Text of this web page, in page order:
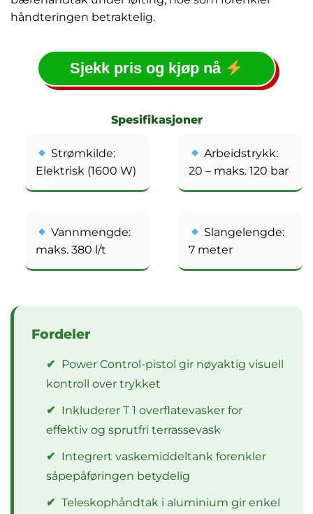
håndteringen betraktelig.
Sjekk pris og kjøp nå
Spesifikasjoner
Strømkilde:
Elektrisk (1600 W)
Arbeidstrykk:
20 – maks. 120 bar
Vannmengde:
maks. 380 l/t
Slangelengde:
7 meter
Fordeler
✔ Power Control-pistol gir nøyaktig visuell
kontroll over trykket
✔ Inkluderer T 1 overflatevasker for
effektiv og sprutfri terrassevask
✔ Integrert vaskemiddeltank forenkler
såpepåføringen betydelig
✔ Teleskophåndtak i aluminium gir enkel